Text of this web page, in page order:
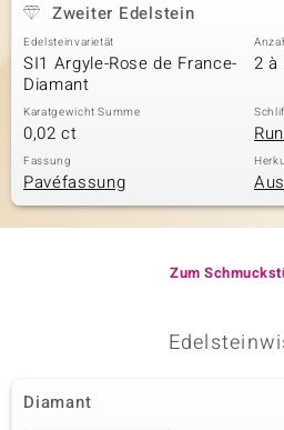
Zweiter Edelstein
Edelsteinvarietät
SI1 Argyle-Rose de France-
Diamant
2 à
Karatgewicht Summe
0,02 ct
Fassung
Pavéfassung
Zum
Diamant